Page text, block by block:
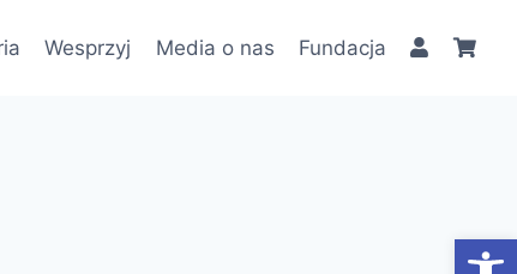
Wesprzyj Media o nas Fundacja